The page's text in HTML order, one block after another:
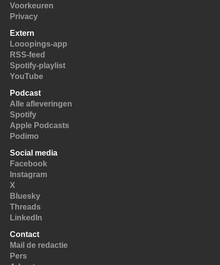
Voorkeuren
Privacy
Extern
Looopings-app
RSS-feed
Spotify-playlist
YouTube
Podcast
Alle afleveringen
Spotify
Apple Podcasts
Podimo
Social media
Facebook
Instagram
X
Bluesky
Threads
LinkedIn
Contact
Mail de redactie
Pers